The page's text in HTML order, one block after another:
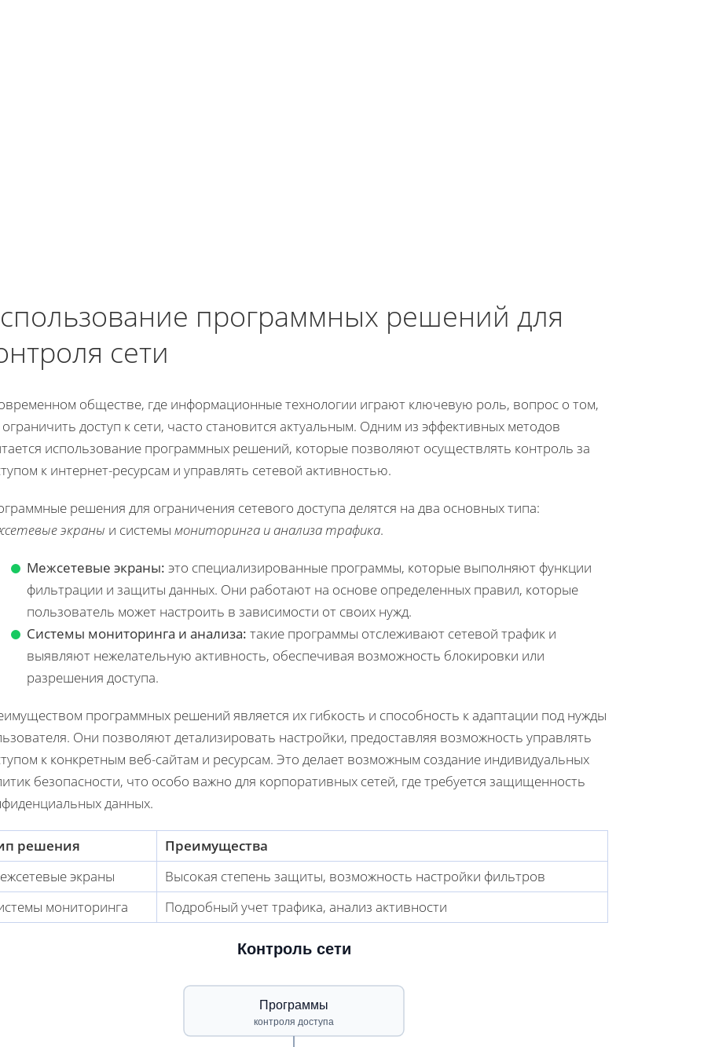
программных решений для
сети
обществе, где информационные технологии играют ключевую роль, вопрос о том,
ограничить доступ к сети, часто становится актуальным. Одним из эффективных методов
использование программных решений, которые позволяют осуществлять контроль за
к интернет-ресурсам и управлять сетевой активностью.
решения для ограничения сетевого доступа делятся на два основных типа:
экраны и системы мониторинга и анализа трафика.
Межсетевые экраны: это специализированные программы, которые выполняют функции
фильтрации и защиты данных. Они работают на основе определенных правил, которые
пользователь может настроить в зависимости от своих нужд.
Системы мониторинга и анализа: такие программы отслеживают сетевой трафик и
выявляют нежелательную активность, обеспечивая возможность блокировки или
разрешения доступа.
программных решений является их гибкость и способность к адаптации под нужды
Они позволяют детализировать настройки, предоставляя возможность управлять
к конкретным веб-сайтам и ресурсам. Это делает возможным создание индивидуальных
безопасности, что особо важно для корпоративных сетей, где требуется защищенность
данных.
решения
Преимущества
экраны
Высокая степень защиты, возможность настройки фильтров
мониторинга
Подробный учет трафика, анализ активности
Контроль сети
Программы
контроля доступа